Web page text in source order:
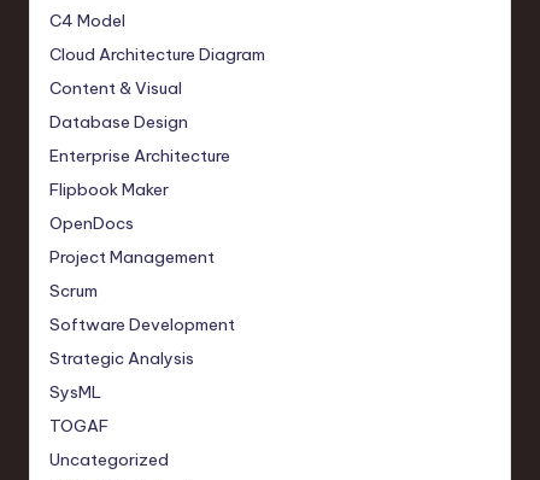
C4 Model
Cloud Architecture Diagram
Content & Visual
Database Design
Enterprise Architecture
Flipbook Maker
OpenDocs
Project Management
Scrum
Software Development
Strategic Analysis
SysML
TOGAF
Uncategorized